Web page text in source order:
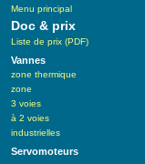
Menu principal
Doc & prix
Liste de prix (PDF)
Vannes
zone thermique
zone
3 voies
à 2 voies
industrielles
Servomoteurs